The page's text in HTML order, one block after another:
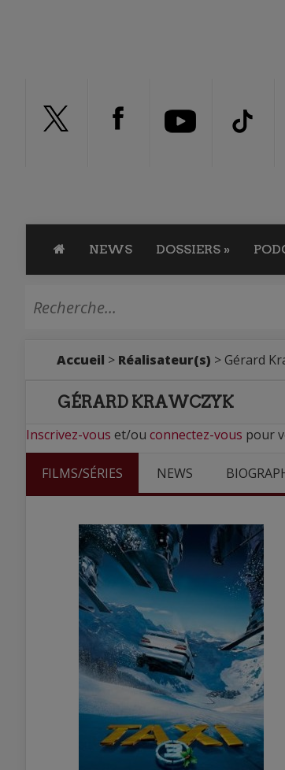
NEWS DOSSIERS »
Accueil > Réalisateur(s) > Gérard
GÉRARD KRAWCZYK
Inscrivez-vous et/ou connectez-vous pour
FILMS/SÉRIES NEWS